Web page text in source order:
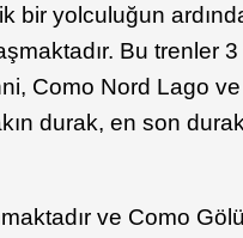
bir yolculuğun
Bu trenler
Como Nord Lago
durak, en son
ve Como